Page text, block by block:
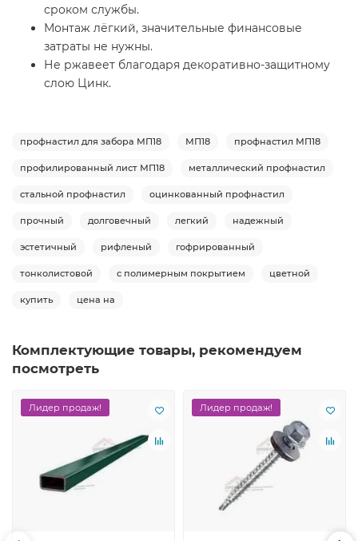
сроком службы.
Монтаж лёгкий, значительные финансовые
затраты не нужны.
Не ржавеет благодаря декоративно-защитному
слою Цинк.
профнастил для забора МП18 МП18 профнастил МП18
профилированный лист МП18 металлический профнастил
стальной профнастил оцинкованный профнастил
прочный долговечный легкий надежный
эстетичный рифленый гофрированный
тонколистовой с полимерным покрытием цветной
купить цена на
Комплектующие товары, рекомендуем
посмотреть
Лидер продаж! Лидер продаж!